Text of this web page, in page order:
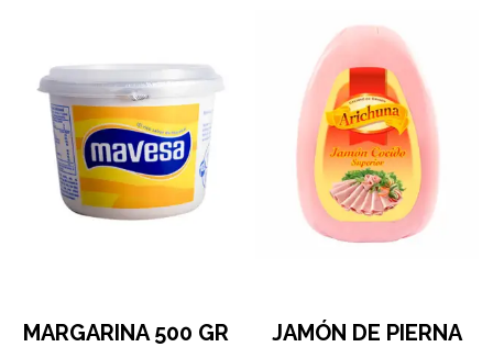
MARGARINA 500 GR
JAMÓN DE PIERNA